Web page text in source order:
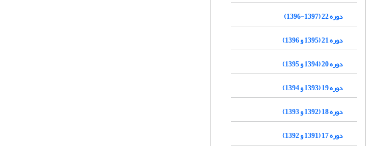
دوره 22 (1397-1396)
دوره 21 (1395 و 1396)
دوره 20 (1394 و 1395)
دوره 19 (1393 و 1394)
دوره 18 (1392 و 1393)
دوره 17 (1391 و 1392)